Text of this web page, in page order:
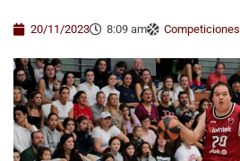
20/11/2023 8:09 am Competiciones